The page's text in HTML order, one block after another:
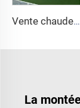
Vente chaude Maisons pliables de luxe de haute qualité Conteneur préfabriqué à prix avantageux
La